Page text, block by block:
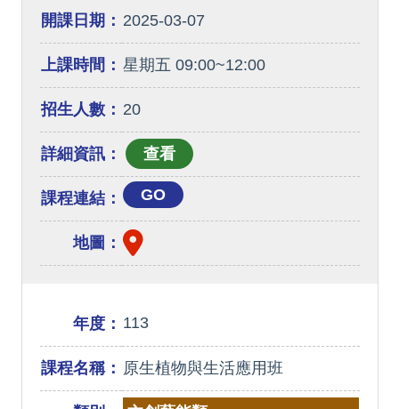
開課日期： 2025-03-07
上課時間： 星期五 09:00~12:00
招生人數： 20
詳細資訊：
課程連結： GO
地圖：
年度： 113
課程名稱： 原生植物與生活應用班